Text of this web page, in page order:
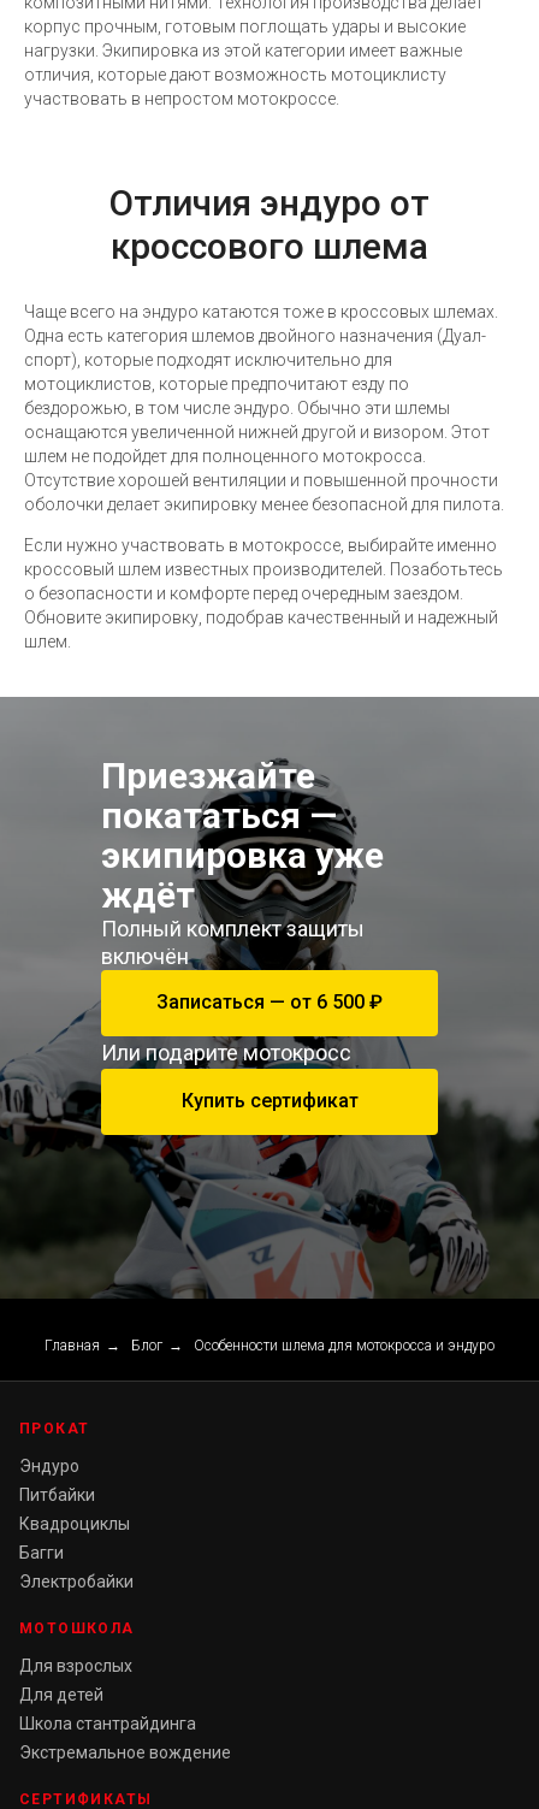
корпус прочным, готовым поглощать удары и высокие
нагрузки. Экипировка из этой категории имеет важные
отличия, которые дают возможность мотоциклисту
участвовать в непростом мотокроссе.
Отличия эндуро от
кроссового шлема
Чаще всего на эндуро катаются тоже в кроссовых шлемах.
Одна есть категория шлемов двойного назначения (Дуал-
спорт), которые подходят исключительно для
мотоциклистов, которые предпочитают езду по
бездорожью, в том числе эндуро. Обычно эти шлемы
оснащаются увеличенной нижней другой и визором. Этот
шлем не подойдет для полноценного мотокросса.
Отсутствие хорошей вентиляции и повышенной прочности
оболочки делает экипировку менее безопасной для пилота.
Если нужно участвовать в мотокроссе, выбирайте именно
кроссовый шлем известных производителей. Позаботьтесь
о безопасности и комфорте перед очередным заездом.
Обновите экипировку, подобрав качественный и надежный
шлем.
Приезжайте
покататься —
экипировка уже
ждёт
Полный комплект защиты
включён
Записаться — от 6 500 ₽
Или подарите мотокросс
Купить сертификат
Главная → Блог → Особенности шлема для мотокросса и эндуро
ПРОКАТ
Эндуро
Питбайки
Квадроциклы
Багги
Электробайки
МОТОШКОЛА
Для взрослых
Для детей
Школа стантрайдинга
Экстремальное вождение
СЕРТИФИКАТЫ